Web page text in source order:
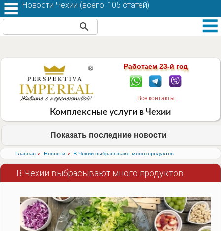
Работаем 23-й год
Все контакты
Комплексные услуги в Чехии
Показать последние новости
Главная › Новости › В Чехии выбрасывают много продуктов
В Чехии выбрасывают много продуктов
Новости Чехии (всего: 105 статей)